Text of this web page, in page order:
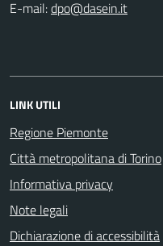
E-mail:
LINK UTILI
Regione Piemonte
Città metropolitana di Torino
Informativa privacy
Note legali
Dichiarazione di accessibilità